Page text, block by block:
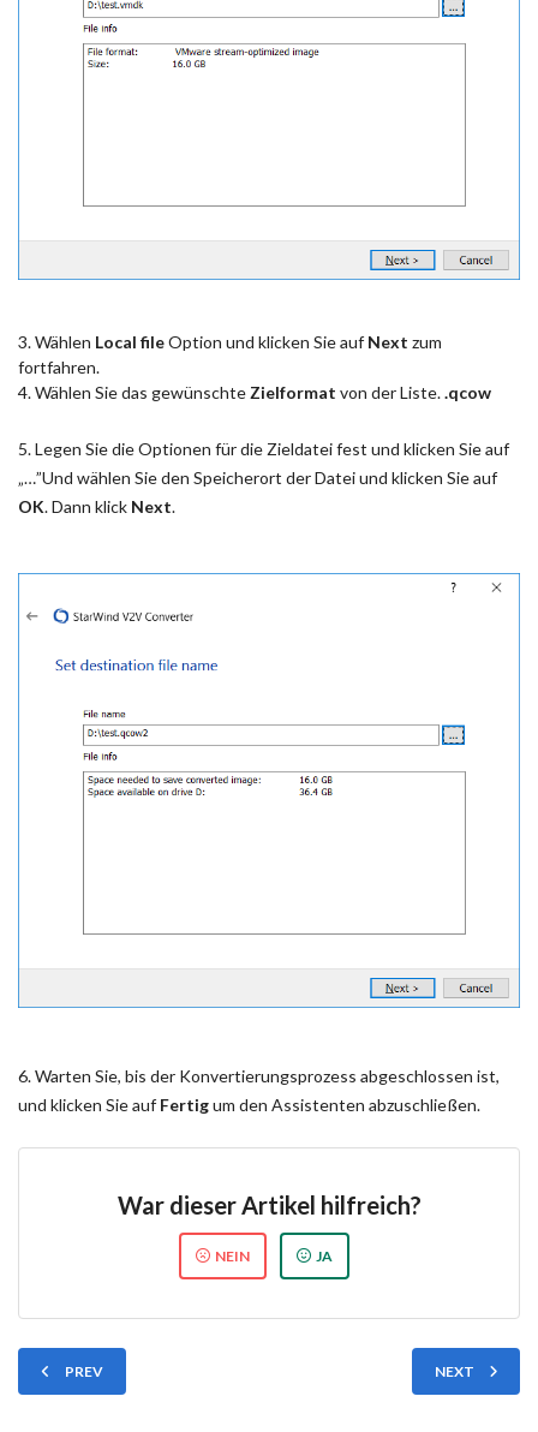
3. Wählen Local fileOption und klicken Sie auf Next zum
fortfahren.
4. Wählen Sie das gewünschte Zielformat von der Liste..qcow
5. Legen Sie die Optionen für die Zieldatei fest und klicken Sie auf
„…”Und wählen Sie den Speicherort der Datei und klicken Sie auf
OK. Dann klick Next.
6. Warten Sie, bis der Konvertierungsprozess abgeschlossen ist,
und klicken Sie auf Fertigum den Assistenten abzuschließen.
War dieser Artikel hilfreich?
NEIN JA
PREV NEXT